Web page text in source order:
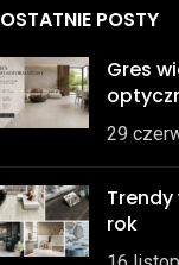
OSTATNIE POSTY
Gres
29
rok